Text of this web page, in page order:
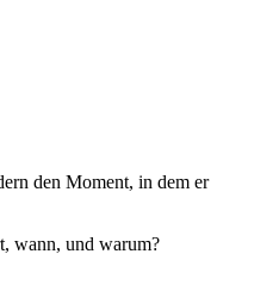
den Moment, in dem er
wann, und warum?